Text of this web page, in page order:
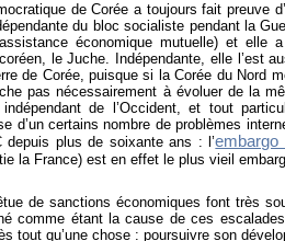
de Corée a toujours fait preuve
du bloc socialiste pendant la
économique mutuelle) et elle
le Juche. Indépendante, elle l’est
de Corée, puisque si la Corée du Nord
pas nécessairement à évoluer de la
de l’Occident, et tout
d’un certains nombre de problèmes
depuis plus de soixante ans : l’embargo
la France) est en effet le plus vieil
de sanctions économiques font très
comme étant la cause de ces
tout qu’une chose : poursuivre son